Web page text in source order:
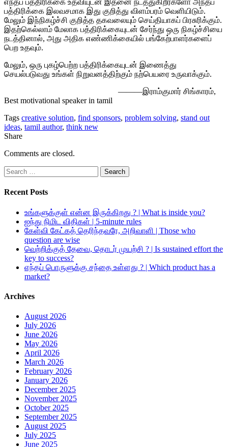
எந்தப் பத்திரிக்கை உதவியுடன் இதனை நடத்துகிறீர்களோ அந்தப்
பத்திரிக்கை இலவசமாக இது குறித்து விளம்பரம் வெளியிடும்.
மேலும் இந்நிகழ்ச்சி குறித்த தகவலையும் செய்தியாகப் பிரசுரிக்கும்.
இதற்கெல்லாம் மேலாக பத்திரிக்கையுடன் சேர்ந்து ஒரு நிகழ்ச்சியை
நடத்தினால், அது அதிக எண்ணிக்கையில் பங்கேற்பாளர்களைப்
பெற உதவும்.
மேலும், ஒரு புகழ்பெற்ற பத்திரிக்கையுடன் இணைத்து
செயல்படுவது உங்கள் நிறுவனத்திற்கும் நற்பெயரை உருவாக்கும்.
———இராம்குமார் சிங்காரம்,
Best motivational speaker in tamil
Tags creative solution, find sponsors, problem solving, stand out
ideas, tamil author, think new
Share
Comments are closed.
Search
for:
Recent Posts
உங்களுக்குள் என்ன இருக்கிறது ? | What is inside you?
ஐந்து நிமிட விதிகள் | 5-minute rules
கேள்வி கேட்கத் தெரிந்தவரே, அறிவாளி | Those who
question are wise
வெற்றிக்குத் தேவை, தொடர் முயற்சி ? | Is sustained effort the
key to success?
எந்தப் பொருளுக்கு சந்தை உள்ளது ? | Which product has a
market?
Archives
August 2026
July 2026
June 2026
May 2026
April 2026
March 2026
February 2026
January 2026
December 2025
November 2025
October 2025
September 2025
August 2025
July 2025
June 2025